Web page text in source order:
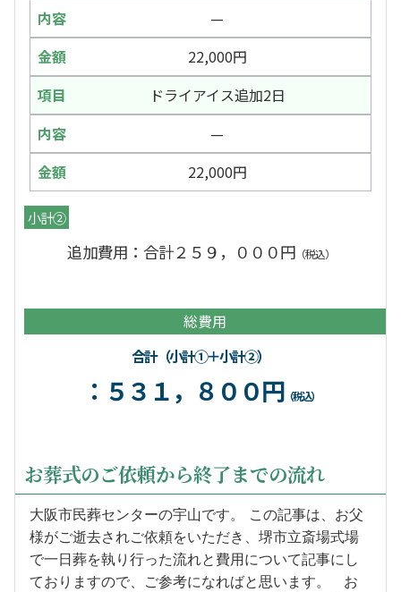
—
22,000円
ドライアイス追加2日
—
22,000円
小計②
追加費用：合計２５９，０００円 （税込）
総費用
合計（小計①＋小計②）
：５３１，８００円 （税込）
お葬式のご依頼から終了までの流れ
大阪市民葬センターの宇山です。 この記事は、お父
様がご逝去されご依頼をいただき、堺市立斎場式場
で一日葬を執り行った流れと費用について記事にし
ておりますので、ご参考になればと思います。 お